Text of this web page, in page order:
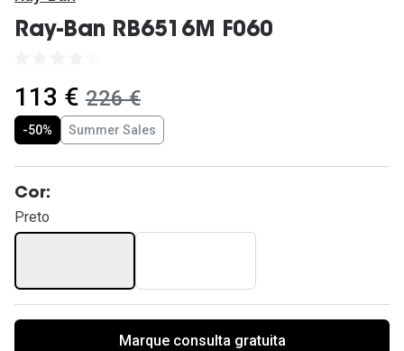
Ray-Ban RB6516M F060
agora:
113 € era:
226 €
-50% Summer Sales
Cor:
Preto
Marque consulta gratuita